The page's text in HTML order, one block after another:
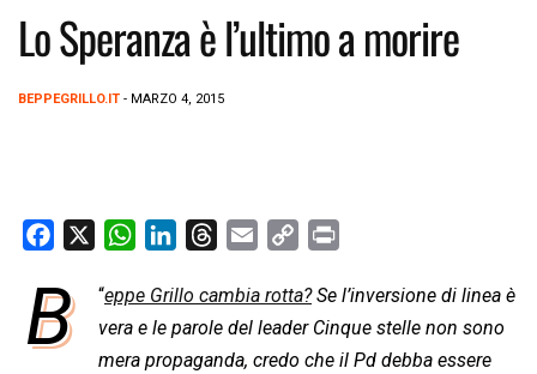
Lo Speranza è l’ultimo a morire
BEPPEGRILLO.IT - MARZO 4, 2015
c
e
W
a
t
s
n
k
e
r
e
a
a
i
l
p
y
L
i
n
t
“
B eppe Grillo cambia rotta?Se l’inversione di linea è
vera e le parole del leader Cinque stelle non sono
mera propaganda, credo che il Pd debba essere